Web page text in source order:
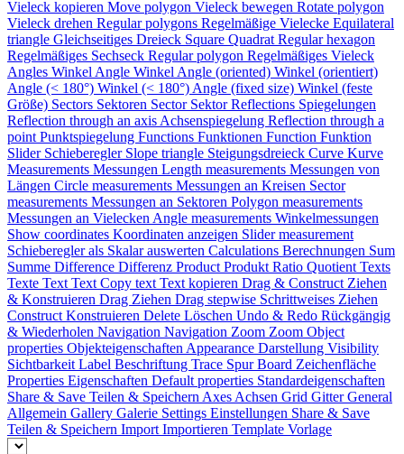
Vieleck kopieren Move polygon Vieleck bewegen Rotate polygon
Vieleck drehen Regular polygons Regelmäßige Vielecke Equilateral
triangle Gleichseitiges Dreieck Square Quadrat Regular hexagon
Regelmäßiges Sechseck Regular polygon Regelmäßiges Vieleck
Angles Winkel Angle Winkel Angle (oriented) Winkel (orientiert)
Angle (< 180°) Winkel (< 180°) Angle (fixed size) Winkel (feste
Größe) Sectors Sektoren Sector SektorReflections Spiegelungen
Reflection through an axis Achsenspiegelung Reflection through a
point Punktspiegelung Functions Funktionen Function Funktion
Slider Schieberegler Slope triangle Steigungsdreieck Curve Kurve
Measurements Messungen Length measurements Messungen von
Längen Circle measurements Messungen an Kreisen Sector
measurements Messungen an Sektoren Polygon measurements
Messungen an Vielecken Angle measurements Winkelmessungen
Show coordinates Koordinaten anzeigen Slider measurement
Schieberegler als Skalar auswerten Calculations Berechnungen Sum
Summe Difference Differenz Product Produkt Ratio Quotient Texts
Texte Text Text Copy text Text kopieren Drag & Construct Ziehen
& Konstruieren Drag Ziehen Drag stepwise Schrittweises Ziehen
Construct Konstruieren Delete Löschen Undo & Redo Rückgängig
& Wiederholen Navigation Navigation Zoom Zoom Object
properties Objekteigenschaften Appearance Darstellung Visibility
Sichtbarkeit Label Beschriftung Trace SpurBoard Zeichenfläche
Properties Eigenschaften Default properties Standardeigenschaften
Share & Save Teilen & Speichern Axes Achsen Grid GitterGeneral
Allgemein Gallery Galerie Settings Einstellungen Share & Save
Teilen & Speichern Import Importieren Template Vorlage